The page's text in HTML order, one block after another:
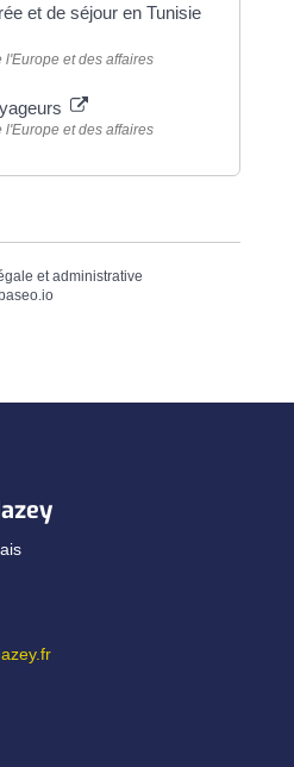
et de séjour en Tunisie
et des affaires
et des affaires
et administrative
baseo.io